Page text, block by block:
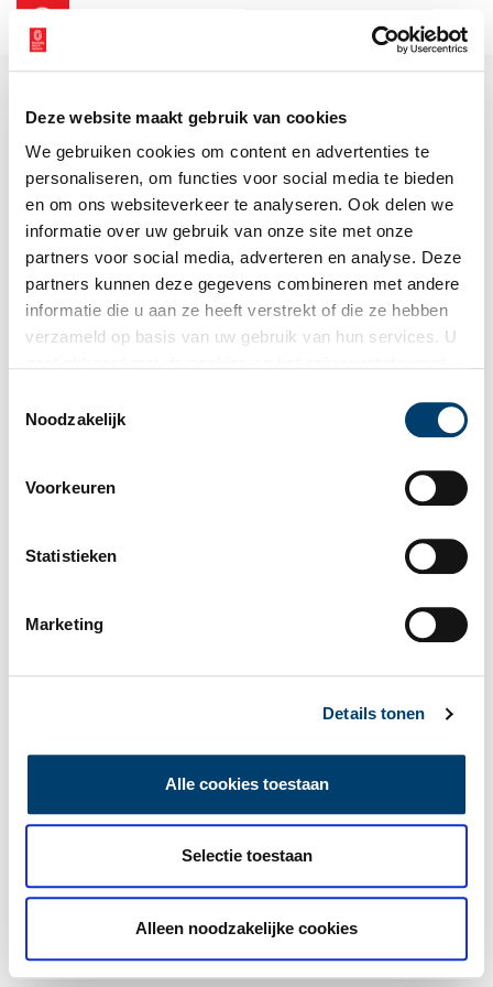
Deze website maakt gebruik van cookies
We gebruiken cookies om content en advertenties te
personaliseren, om functies voor social media te bieden
en om ons websiteverkeer te analyseren. Ook delen we
informatie over uw gebruik van onze site met onze
partners voor social media, adverteren en analyse. Deze
partners kunnen deze gegevens combineren met andere
informatie die u aan ze heeft verstrekt of die ze hebben
verzameld op basis van uw gebruik van hun services. U
Noodzakelijk
Voorkeuren
Statistieken
Marketing
Details tonen
Alle cookies toestaan
Selectie toestaan
Alleen noodzakelijke cookies